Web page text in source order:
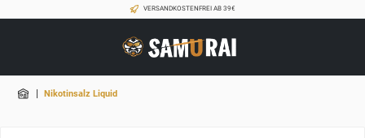
VERSANDKOSTENFREI AB 39€
| Nikotinsalz Liquid